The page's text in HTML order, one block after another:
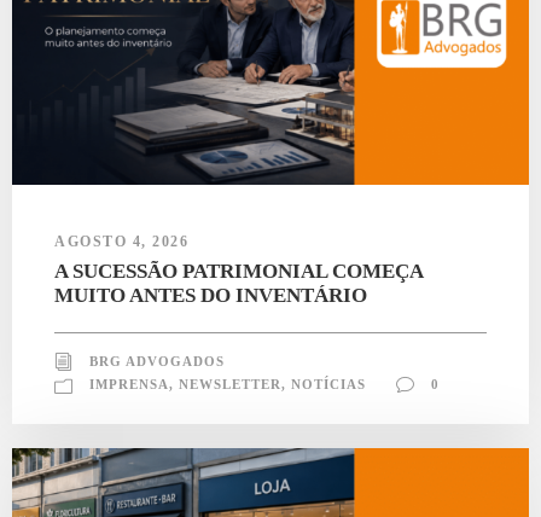
AGOSTO 4, 2026
A SUCESSÃO PATRIMONIAL COMEÇA
MUITO ANTES DO INVENTÁRIO
BRG ADVOGADOS
IMPRENSA, NEWSLETTER, NOTÍCIAS 0